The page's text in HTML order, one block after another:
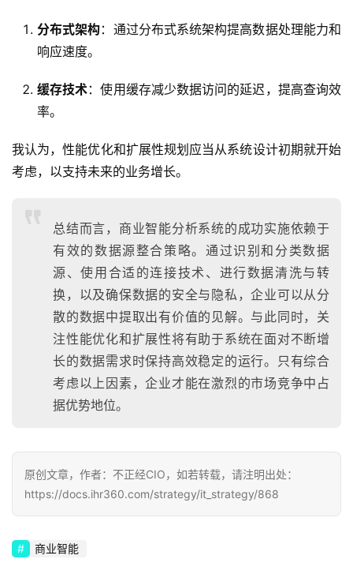
分布式架构：通过分布式系统架构提高数据处理能力和
响应速度。
缓存技术：使用缓存减少数据访问的延迟，提高查询效
率。
我认为，性能优化和扩展性规划应当从系统设计初期就开始
考虑，以支持未来的业务增长。
总结而言，商业智能分析系统的成功实施依赖于
有效的数据源整合策略。通过识别和分类数据
源、使用合适的连接技术、进行数据清洗与转
换，以及确保数据的安全与隐私，企业可以从分
散的数据中提取出有价值的见解。与此同时，关
注性能优化和扩展性将有助于系统在面对不断增
长的数据需求时保持高效稳定的运行。只有综合
考虑以上因素，企业才能在激烈的市场竞争中占
据优势地位。
原创文章，作者：不正经CIO，如若转载，请注明出处：
https://docs.ihr360.com/strategy/it_strategy/868
商业智能